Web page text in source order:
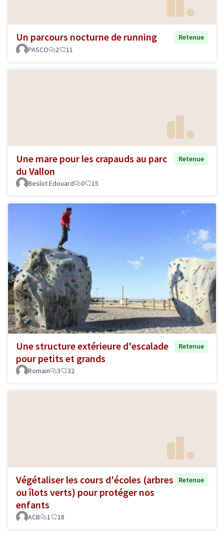
Un parcours nocturne de running
Retenue
PASCO
2 11
Une mare pour les crapauds au parc
du Vallon
Retenue
Beslot Edouard 0 15
Une structure extérieure d'escalade
pour petits et grands
Retenue
Romain 3 32
Végétaliser les cours d'écoles (arbres
ou îlots verts) pour protéger nos
enfants
Retenue
ACB 1 18